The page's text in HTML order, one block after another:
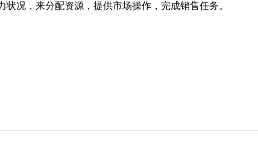
况，来分配资源，提供市场操作，完成销售任务。